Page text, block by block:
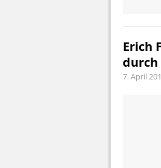
Erich
durch
7. April